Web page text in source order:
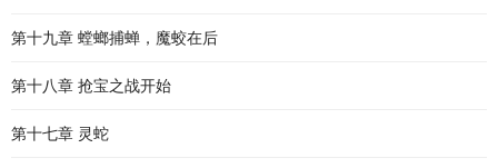
第十九章 螳螂捕蝉，魔蛟在后
第十八章 抢宝之战开始
第十七章 灵蛇